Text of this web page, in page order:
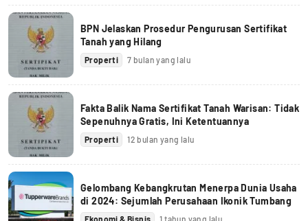
BPN Jelaskan Prosedur Pengurusan Sertifikat
Tanah yang Hilang
Properti 7 bulan yang lalu
Fakta Balik Nama Sertifikat Tanah Warisan: Tidak
Sepenuhnya Gratis, Ini Ketentuannya
Properti 12 bulan yang lalu
Gelombang Kebangkrutan Menerpa Dunia Usaha
di 2024: Sejumlah Perusahaan Ikonik Tumbang